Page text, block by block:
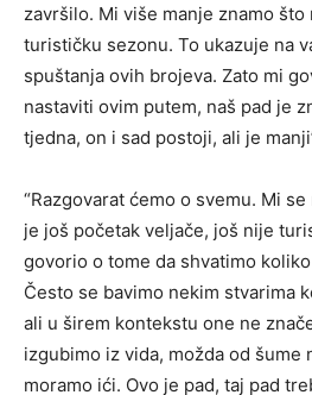
završilo. Mi više manje znamo
turističku sezonu. To ukazuje na
spuštanja ovih brojeva. Zato mi
nastaviti ovim putem, naš pad je
tjedna, on i sad postoji, ali je
“Razgovarat ćemo o svemu. Mi
je još početak veljače, još nije
govorio o tome da shvatimo
Često se bavimo nekim stvarima
ali u širem kontekstu one ne
izgubimo iz vida, možda od šume
moramo ići. Ovo je pad, taj pad